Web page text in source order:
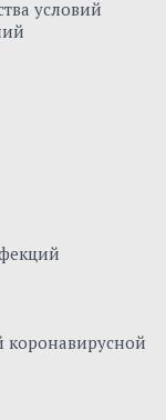
условий